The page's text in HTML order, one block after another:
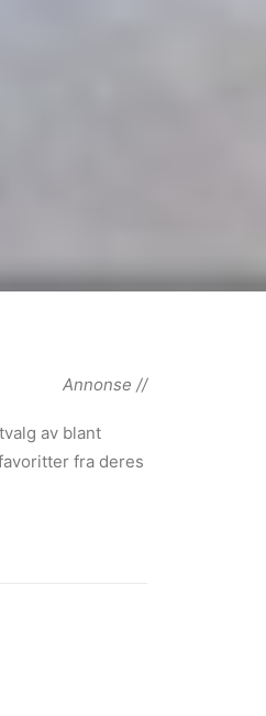
Annonse //
av blant
fra deres